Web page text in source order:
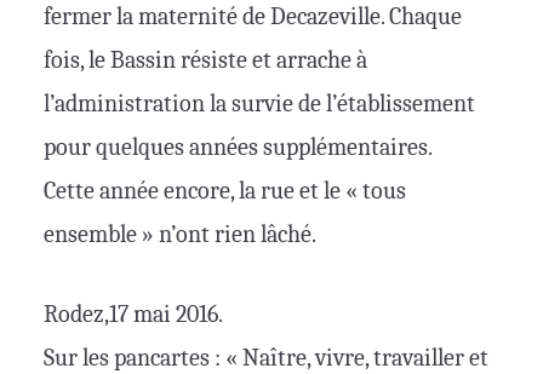
fermer la maternité de Decazeville. Chaque
fois, le Bassin résiste et arrache à
l’administration la survie de l’établissement
pour quelques années supplémentaires.
Cette année encore, la rue et le « tous
ensemble » n’ont rien lâché.
Rodez,17 mai 2016.
Sur les pancartes : « Naître, vivre, travailler et